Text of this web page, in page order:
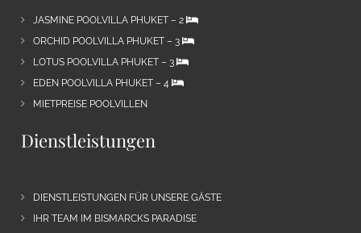
JASMINE POOLVILLA PHUKET – 2
ORCHID POOLVILLA PHUKET – 3
LOTUS POOLVILLA PHUKET – 3
EDEN POOLVILLA PHUKET – 4
MIETPREISE POOLVILLEN
Dienstleistungen
DIENSTLEISTUNGEN FÜR UNSERE GÄSTE
IHR TEAM IM BISMARCKS PARADISE